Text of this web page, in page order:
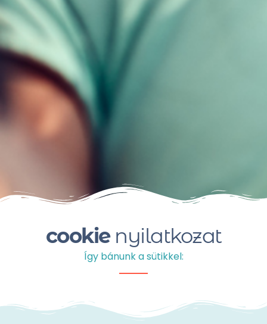
cookienyilatkozat
Így bánunk a sütikkel: